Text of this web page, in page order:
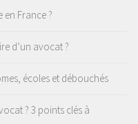
en France ?
d’un avocat ?
écoles et débouchés
? 3 points clés à